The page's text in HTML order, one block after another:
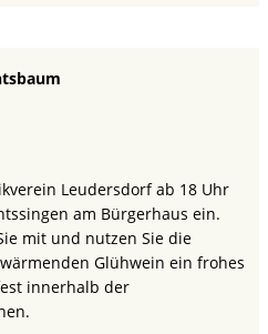
am Bürgerhaus ein.
mit und nutzen Sie die
Glühwein ein frohes
innerhalb der